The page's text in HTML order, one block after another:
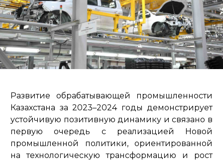
Развитие обрабатывающей промышленности
Казахстана за 2023–2024 годы демонстрирует
устойчивую позитивную динамику и связано в
первую очередь с реализацией Новой
промышленной политики, ориентированной
на технологическую трансформацию и рост